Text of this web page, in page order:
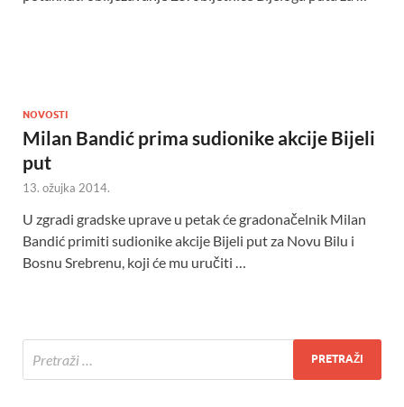
NOVOSTI
Milan Bandić prima sudionike akcije Bijeli
put
13. ožujka 2014.
U zgradi gradske uprave u petak će gradonačelnik Milan
Bandić primiti sudionike akcije Bijeli put za Novu Bilu i
Bosnu Srebrenu, koji će mu uručiti …